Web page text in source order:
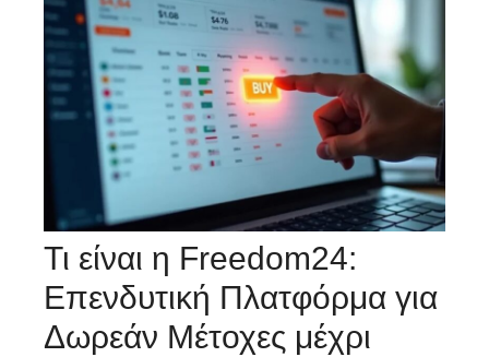
Τι είναι η Freedom24:
Επενδυτική Πλατφόρμα για
Δωρεάν Μέτοχες μέχρι